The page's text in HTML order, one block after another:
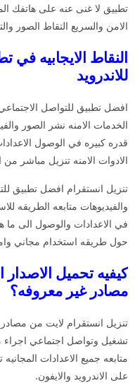
تطبيق لا غنى عنه على هاتفك
الامن والسريع التقاط الصور
للاندرويد
افضل تطبيق للتواصل
الخدمات الامنه نشر الصور
قدره كبيره في الوصول
الادوات الامنه تنزيل مباشر من
تنزيل انستقرام افضل تطبيق
والفيديوهات متابعه الطريقه
في الاعدادات والوصول الى
حول طريقه استخدام مجاني
كيفيه تحميل
مصادر غير معروفه؟
تنزيل انستقرام لايت من مصادر
تشغيل وتواصل اجتماعي
متابعه جميع الاعدادات
على الاندرويد والايفون.